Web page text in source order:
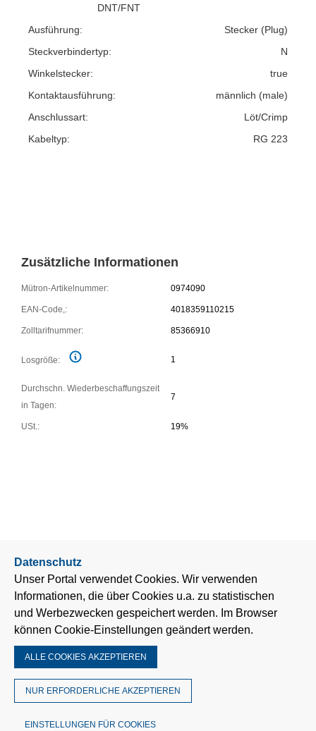
DNT/FNT
Ausführung:
Stecker (Plug)
Steckverbindertyp:
N
Winkelstecker:
true
Kontaktausführung:
männlich (male)
Anschlussart:
Löt/Crimp
Kabeltyp:
RG 223
Zusätzliche Informationen
Mütron-Artikelnummer: 0974090
EAN-Code,: 4018359110215
Zolltarifnummer: 85366910
Losgröße: 1
Durchschn. Wiederbeschaffungszeit
in Tagen:
7
USt.: 19%
Datenschutz
Unser Portal verwendet Cookies. Wir verwenden
Informationen, die über Cookies u.a. zu statistischen
und Werbezwecken gespeichert werden. Im Browser
können Cookie-Einstellungen geändert werden.
ALLE COOKIES AKZEPTIEREN
NUR ERFORDERLICHE AKZEPTIEREN
EINSTELLUNGEN FÜR COOKIES